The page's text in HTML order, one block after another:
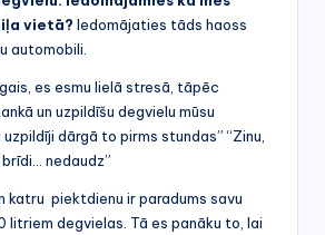
vietā? Iedomājaties tāds haoss
automobili.
es esmu lielā stresā, tāpēc
un uzpildīšu degvielu mūsu
dārgā to pirms stundas” “Zinu,
nedaudz”
katru piektdienu ir paradums savu
litriem degvielas. Tā es panāku to, lai